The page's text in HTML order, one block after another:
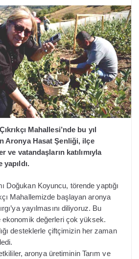
Mahallesi’nde bu yıl
Aronya Hasat Şenliği, ilçe
ve vatandaşların katılımıyla
Doğukan Koyuncu, törende yaptığı
Mahallemizde başlayan aronya
yayılmasını diliyoruz. Bu
ekonomik değerleri çok yüksek.
desteklerle çiftçimizin her zaman
aronya üretiminin Tarım ve